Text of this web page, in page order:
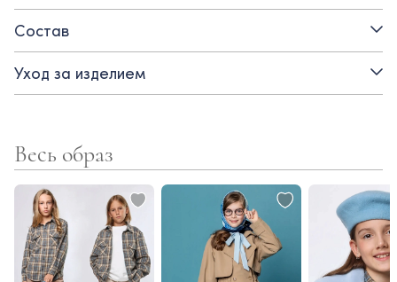
- регулируемая резинка в поясе
Состав
Уход за изделием
Весь образ